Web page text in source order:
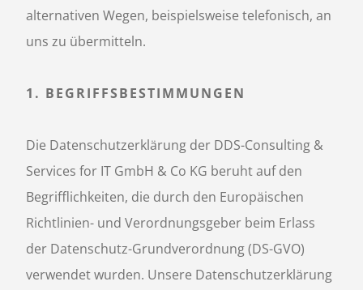
alternativen Wegen, beispielsweise telefonisch, an
uns zu übermitteln.
1. BEGRIFFSBESTIMMUNGEN
Die Datenschutzerklärung der DDS-Consulting &
Services for IT GmbH & Co KG beruht auf den
Begrifflichkeiten, die durch den Europäischen
Richtlinien- und Verordnungsgeber beim Erlass
der Datenschutz-Grundverordnung (DS-GVO)
verwendet wurden. Unsere Datenschutzerklärung